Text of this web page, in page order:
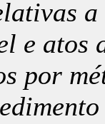
e atos
por